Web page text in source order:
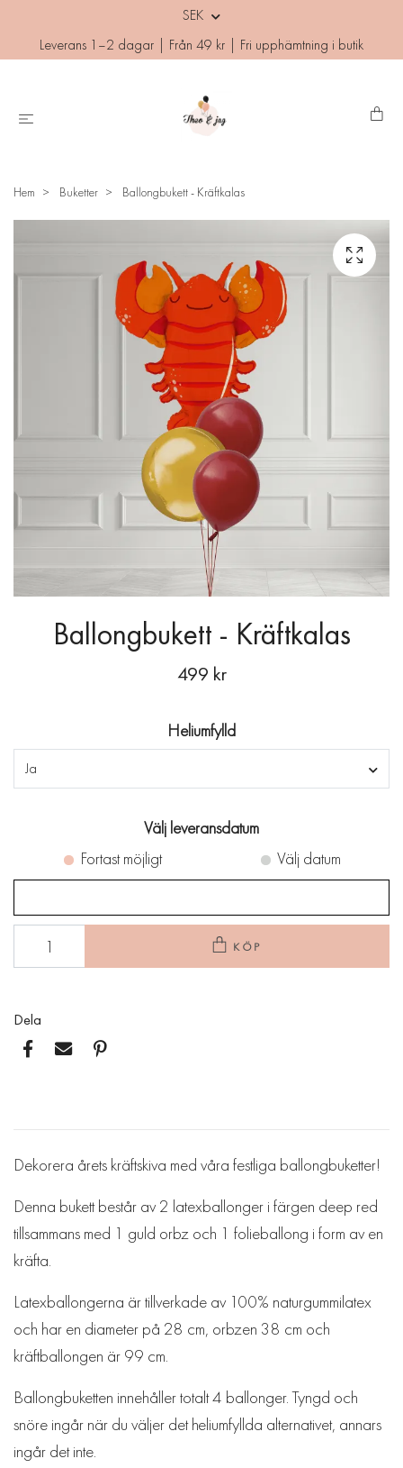
SEK
Leverans 1–2 dagar | Från 49 kr | Fri upphämtning i butik
Hem Buketter Ballongbukett - Kräftkalas
Ballongbukett - Kräftkalas
499 kr
Heliumfylld
Ja
Välj leveransdatum
Fortast möjligt
Välj datum
KÖP
Dela
Dekorera årets kräftskiva med våra festliga ballongbuketter!
Denna bukett består av 2 latexballonger i färgen deep red
tillsammans med 1 guld orbz och 1 folieballong i form av en
kräfta.
Latexballongerna är tillverkade av 100% naturgummilatex
och har en diameter på 28 cm, orbzen 38 cm och
kräftballongen är 99 cm.
Ballongbuketten innehåller totalt 4 ballonger. Tyngd och
snöre ingår när du väljer det heliumfyllda alternativet, annars
ingår det inte.